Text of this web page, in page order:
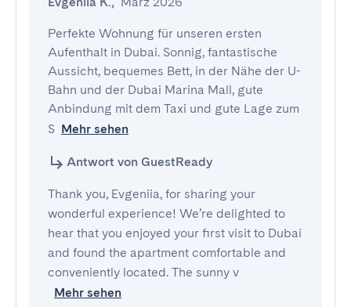
Perfekte Wohnung für unseren ersten
Aufenthalt in Dubai. Sonnig, fantastische
Aussicht, bequemes Bett, in der Nähe der U-
Bahn und der Dubai Marina Mall, gute
Anbindung mit dem Taxi und gute Lage zum
S Mehr sehen
Antwort von GuestReady
Thank you, Evgeniia, for sharing your
wonderful experience! We’re delighted to
hear that you enjoyed your first visit to Dubai
and found the apartment comfortable and
conveniently located. The sunny v
Mehr sehen